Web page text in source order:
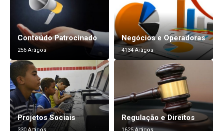
Conteúdo Patrocinado
256 Artigos
Negócios e Operadoras
4134 Artigos
Projetos Sociais
330 Artigos
Regulação e Direitos
1625 Artigos